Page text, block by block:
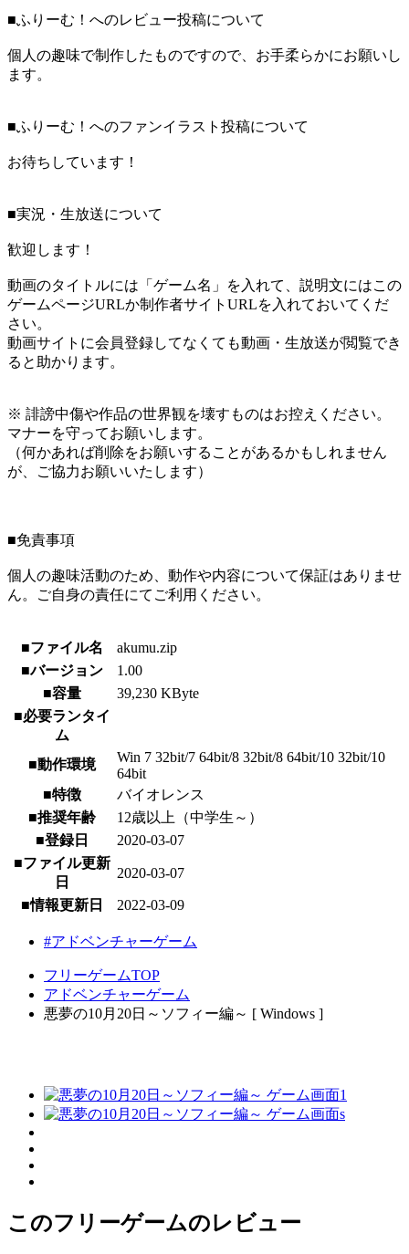
■ふりーむ！へのレビュー投稿について
個人の趣味で制作したものですので、お手柔らかにお願いし
ます。
■ふりーむ！へのファンイラスト投稿について
お待ちしています！
■実況・生放送について
歓迎します！
動画のタイトルには「ゲーム名」を入れて、説明文にはこの
ゲームページURLか制作者サイトURLを入れておいてくだ
さい。
動画サイトに会員登録してなくても動画・生放送が閲覧でき
ると助かります。
※ 誹謗中傷や作品の世界観を壊すものはお控えください。
マナーを守ってお願いします。
（何かあれば削除をお願いすることがあるかもしれません
が、ご協力お願いいたします）
■免責事項
個人の趣味活動のため、動作や内容について保証はありませ
ん。ご自身の責任にてご利用ください。
■ファイル名
akumu.zip
■バージョン
1.00
■容量
39,230 KByte
■必要ランタイ
ム
■動作環境
Win 7 32bit/7 64bit/8 32bit/8 64bit/10 32bit/10
64bit
■特徴
バイオレンス
■推奨年齢
12歳以上（中学生～）
■登録日
2020-03-07
■ファイル更新
日
2020-03-07
■情報更新日 2022-03-09
#アドベンチャーゲーム
フリーゲームTOP
アドベンチャーゲーム
悪夢の10月20日～ソフィー編～ [ Windows ]
このフリーゲームのレビュー